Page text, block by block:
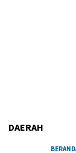
DAERAH